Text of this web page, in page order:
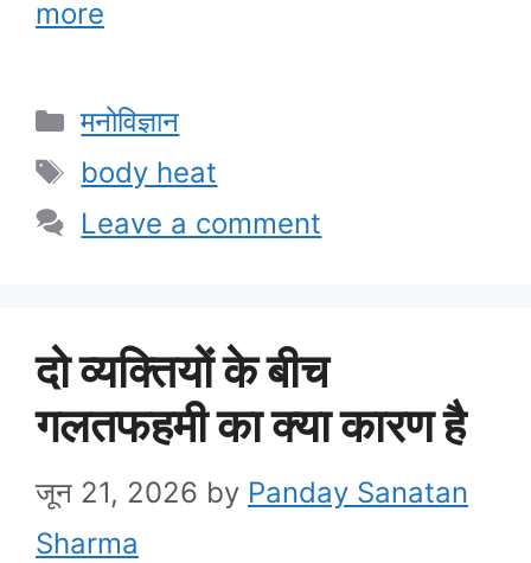
more
Categories
मनोविज्ञान
Tags
body heat
Leave a comment
दो व्यक्तियों के बीच
गलतफहमी का क्या कारण है
जून 21, 2026 by Panday Sanatan
Sharma